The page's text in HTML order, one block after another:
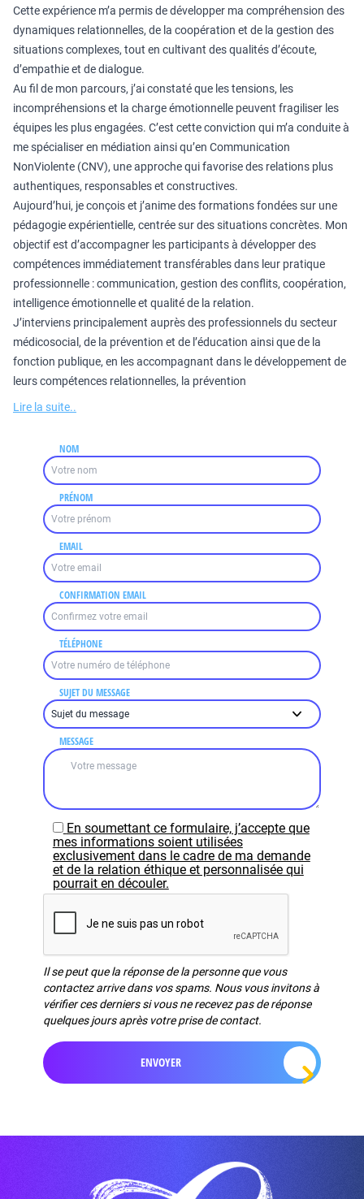
Cette expérience m’a permis de développer ma compréhension des
dynamiques relationnelles, de la coopération et de la gestion des
situations complexes, tout en cultivant des qualités d’écoute,
d’empathie et de dialogue.
Au fil de mon parcours, j’ai constaté que les tensions, les
incompréhensions et la charge émotionnelle peuvent fragiliser les
équipes les plus engagées. C’est cette conviction qui m’a conduite à
me spécialiser en médiation ainsi qu’en Communication
NonViolente (CNV), une approche qui favorise des relations plus
authentiques, responsables et constructives.
Aujourd’hui, je conçois et j’anime des formations fondées sur une
pédagogie expérientielle, centrée sur des situations concrètes. Mon
objectif est d’accompagner les participants à développer des
compétences immédiatement transférables dans leur pratique
professionnelle : communication, gestion des conflits, coopération,
intelligence émotionnelle et qualité de la relation.
J’interviens principalement auprès des professionnels du secteur
médicosocial, de la prévention et de l’éducation ainsi que de la
fonction publique, en les accompagnant dans le développement de
leurs compétences relationnelles, la prévention
Lire la suite..
NOM
PRÉNOM
EMAIL
CONFIRMATION EMAIL
TÉLÉPHONE
SUJET DU MESSAGE
MESSAGE
En soumettant ce formulaire, j’accepte que
mes informations soient utilisées
exclusivement dans le cadre de ma demande
et de la relation éthique et personnalisée qui
pourrait en découler.
Il se peut que la réponse de la personne que vous
contactez arrive dans vos spams. Nous vous invitons à
vérifier ces derniers si vous ne recevez pas de réponse
quelques jours après votre prise de contact.